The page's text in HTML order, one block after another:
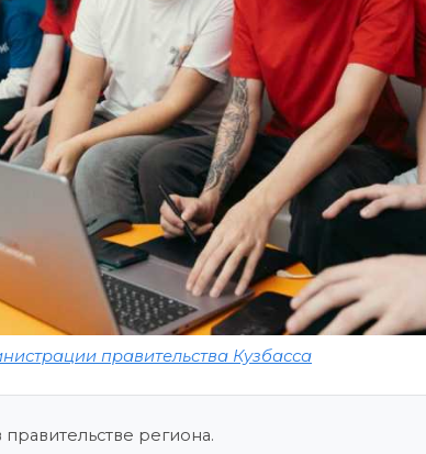
правительства Кузбасса
региона.